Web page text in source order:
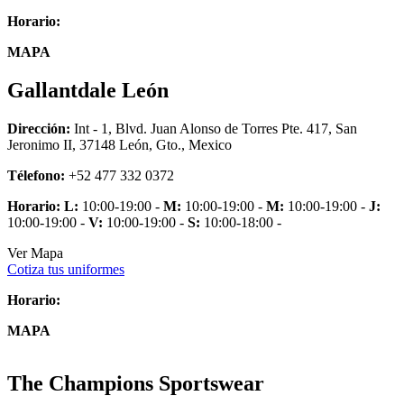
Horario:
MAPA
Gallantdale León
Dirección: Int - 1, Blvd. Juan Alonso de Torres Pte. 417, San
Jeronimo II, 37148 León, Gto., Mexico
Télefono: +52 477 332 0372
Horario: L: 10:00-19:00 - M: 10:00-19:00 - M: 10:00-19:00 - J:
10:00-19:00 - V: 10:00-19:00 - S: 10:00-18:00 -
Ver Mapa
Cotiza tus uniformes
Horario:
MAPA
The Champions Sportswear